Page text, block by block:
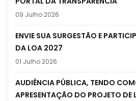
09 Julho 2026
ENVIE SUA SURGESTÃO E
DA LOA 2027
01 Julho 2026
AUDIÊNCIA PÚBLICA, TENDO
APRESENTAÇÃO DO PROJETO DE